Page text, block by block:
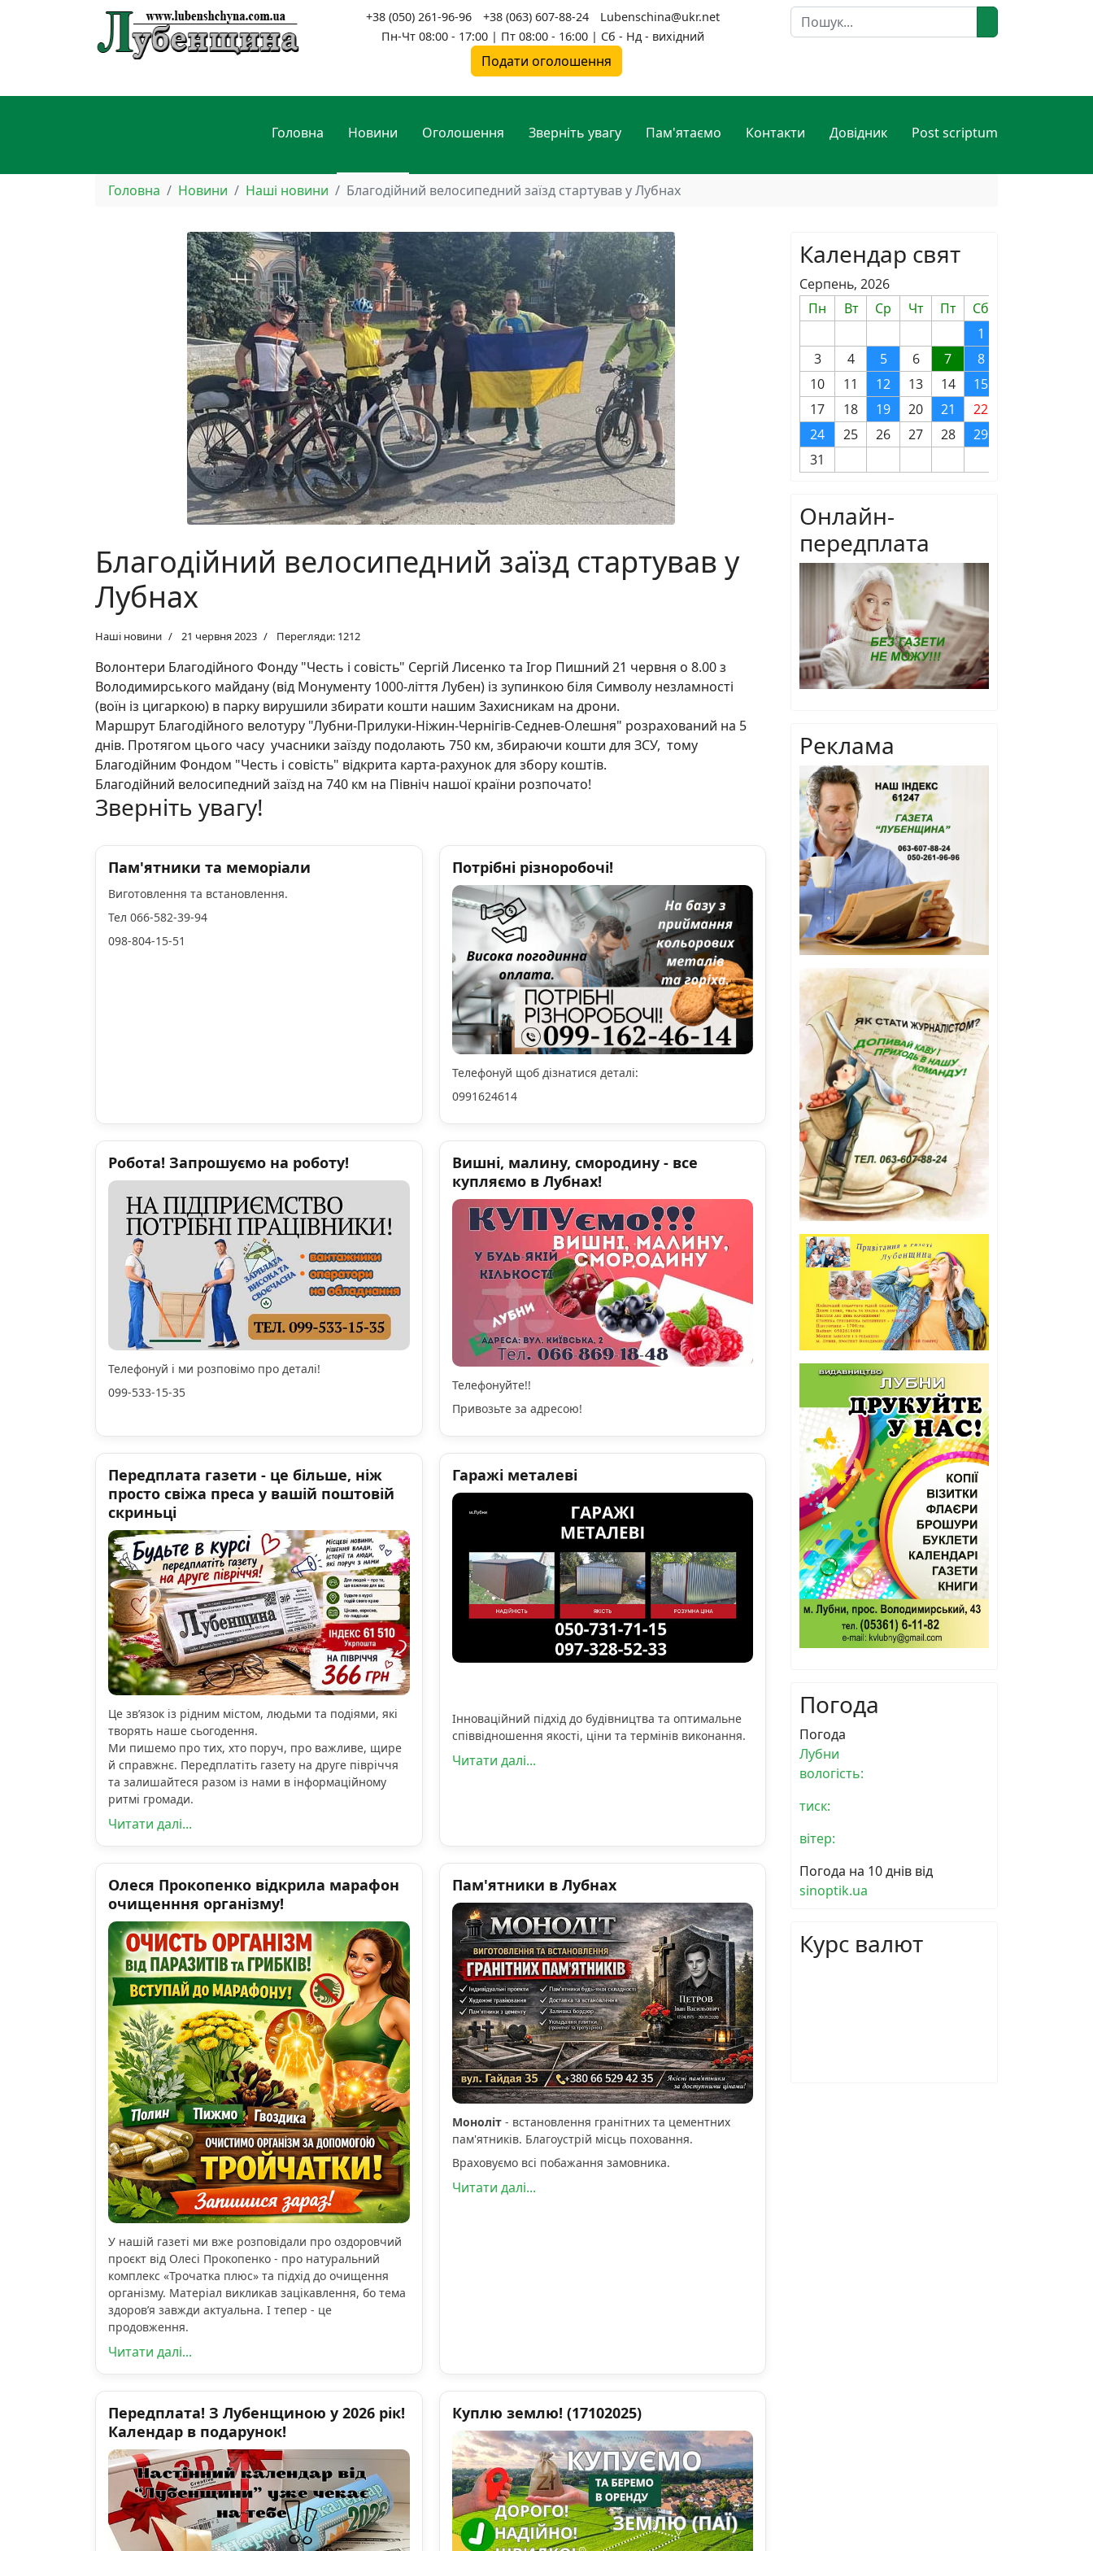
+38 (050) 261-96-96 +38 (063) 607-88-24
Lubenschina@ukr.net
Пн-Чт 08:00 - 17:00 | Пт 08:00 - 16:00 | Сб - Нд - вихідний
Подати оголошення
Пошук
Головна Новини Оголошення Зверніть увагу Пам'ятаємо Контакти Довідник Post scriptum
Головна Новини Наші новини Благодійний велосипедний заїзд стартував у Лубнах
Благодійний велосипедний заїзд стартував у
Лубнах
Наші новини 21 червня 2023 Перегляди: 1212
Волонтери Благодійного Фонду "Честь і совість" Сергій Лисенко та Ігор Пишний 21 червня о 8.00 з
Володимирського майдану (від Монументу 1000-ліття Лубен) із зупинкою біля Символу незламності
(воїн із цигаркою) в парку вирушили збирати кошти нашим Захисникам на дрони.
Маршрут Благодійного велотуру "Лубни-Прилуки-Ніжин-Чернігів-Седнев-Олешня" розрахований на 5
днів. Протягом цього часу учасники заїзду подолають 750 км, збираючи кошти для ЗСУ, тому
Благодійним Фондом "Честь і совість" відкрита карта-рахунок для збору коштів.
Благодійний велосипедний заїзд на 740 км на Північ нашої країни розпочато!
Зверніть увагу!
Пам'ятники та меморіали
Виготовлення та встановлення.
Тел 066-582-39-94
098-804-15-51
Потрібні різноробочі!
Телефонуй щоб дізнатися деталі:
0991624614
Робота! Запрошуємо на роботу!
Телефонуй і ми розповімо про деталі!
099-533-15-35
Вишні, малину, смородину - все
купляємо в Лубнах!
Телефонуйте!!
Привозьте за адресою!
Передплата газети - це більше, ніж
просто свіжа преса у вашій поштовій
скриньці
Це зв’язок із рідним містом, людьми та подіями, які
творять наше сьогодення.
Ми пишемо про тих, хто поруч, про важливе, щире
й справжнє. Передплатіть газету на друге півріччя
та залишайтеся разом із нами в інформаційному
ритмі громади.
Читати далі...
Гаражі металеві
Інноваційний підхід до будівництва та оптимальне
співвідношення якості, ціни та термінів виконання.
Читати далі...
Олеся Прокопенко відкрила марафон
очищенння організму!
У нашій газеті ми вже розповідали про оздоровчий
проєкт від Олесі Прокопенко - про натуральний
комплекс «Трочатка плюс» та підхід до очищення
організму. Матеріал викликав зацікавлення, бо тема
здоров’я завжди актуальна. І тепер - це
продовження.
Читати далі...
Пам'ятники в Лубнах
Моноліт- встановлення гранітних та цементних
пам'ятників. Благоустрій місць поховання.
Враховуємо всі побажання замовника.
Читати далі...
Передплата! З Лубенщиною у 2026 рік!
Календар в подарунок!
Куплю землю! (17102025)
Календар свят
Серпень, 2026
Пн
Вт Ср Чт Пт Сб
1
3
4 5 6 7 8
10
11 12 13 14 15
17
18 19 20 21 22
24
25 26 27 28 29
31
Онлайн-
передплата
Реклама
Погода
Погода
Лубни
вологість:
тиск:
вітер:
Погода на 10 днів від
sinoptik.ua
Курс валют